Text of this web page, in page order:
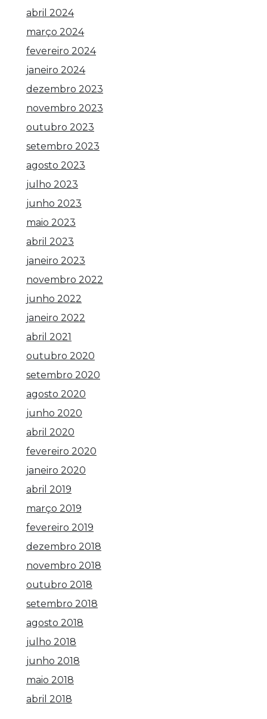
abril 2024
março 2024
fevereiro 2024
janeiro 2024
dezembro 2023
novembro 2023
outubro 2023
setembro 2023
agosto 2023
julho 2023
junho 2023
maio 2023
abril 2023
janeiro 2023
novembro 2022
junho 2022
janeiro 2022
abril 2021
outubro 2020
setembro 2020
agosto 2020
junho 2020
abril 2020
fevereiro 2020
janeiro 2020
abril 2019
março 2019
fevereiro 2019
dezembro 2018
novembro 2018
outubro 2018
setembro 2018
agosto 2018
julho 2018
junho 2018
maio 2018
abril 2018